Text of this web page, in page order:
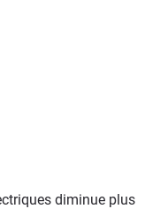
diminue plus